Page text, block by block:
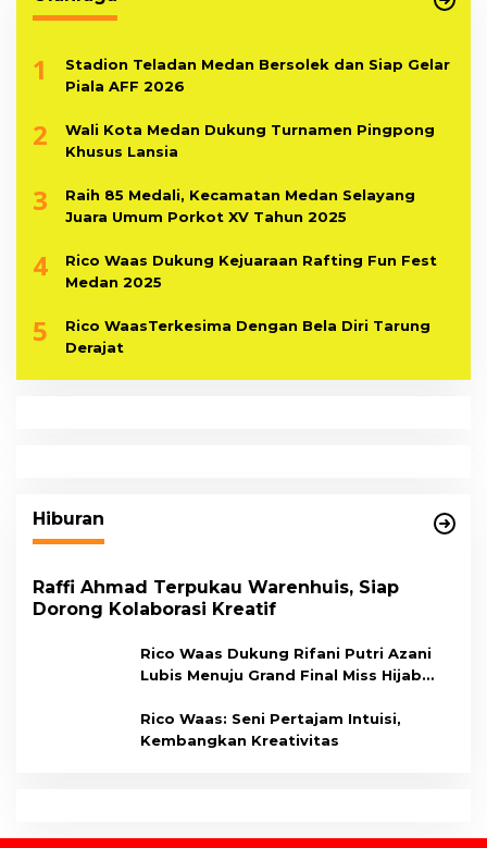
1
Stadion Teladan Medan Bersolek dan Siap Gelar
Piala AFF 2026
2
Wali Kota Medan Dukung Turnamen Pingpong
Khusus Lansia
3
Raih 85 Medali, Kecamatan Medan Selayang
Juara Umum Porkot XV Tahun 2025
4
Rico Waas Dukung Kejuaraan Rafting Fun Fest
Medan 2025
5
Rico WaasTerkesima Dengan Bela Diri Tarung
Derajat
Hiburan
Raffi Ahmad Terpukau Warenhuis, Siap
Dorong Kolaborasi Kreatif
Rico Waas Dukung Rifani Putri Azani
Lubis Menuju Grand Final Miss Hijab
Rico Waas: Seni Pertajam Intuisi,
Kembangkan Kreativitas